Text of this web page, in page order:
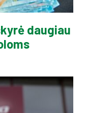
daugiau